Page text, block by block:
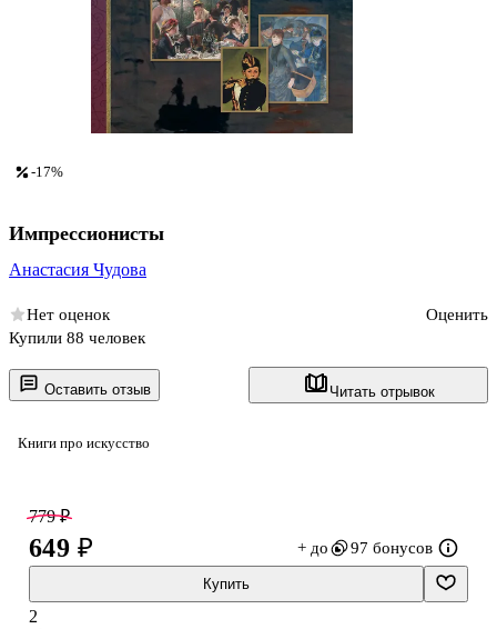
Оставить отзыв Читать отрывок
Книги про искусство
-17%
Импрессионисты
Анастасия Чудова
Нет оценок
Оценить
Купили 88 человек
779 ₽
649 ₽ + до 97 бонусов
Купить
2